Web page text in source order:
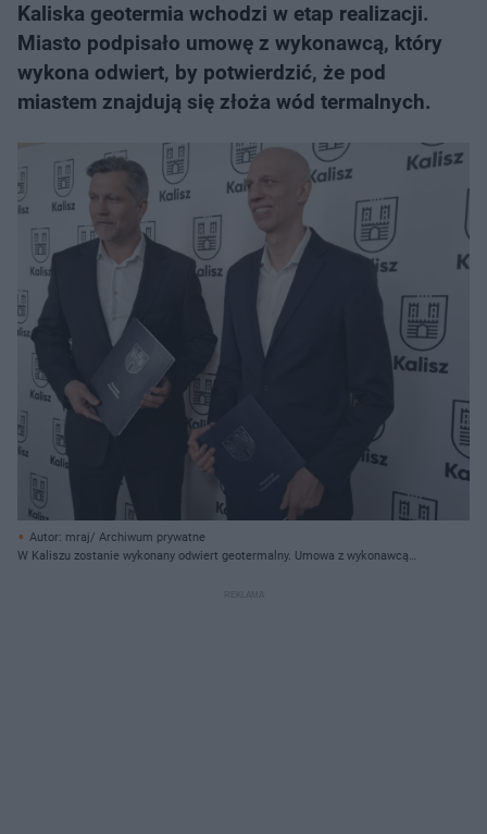
Kaliska geotermia wchodzi w etap realizacji.
Miasto podpisało umowę z wykonawcą, który
wykona odwiert, by potwierdzić, że pod
miastem znajdują się złoża wód termalnych.
Autor: mraj/ Archiwum prywatne
W Kaliszu zostanie wykonany odwiert geotermalny. Umowa z wykonawcą
Arkadiusz Biedulski z firmy, która wykona odwiert